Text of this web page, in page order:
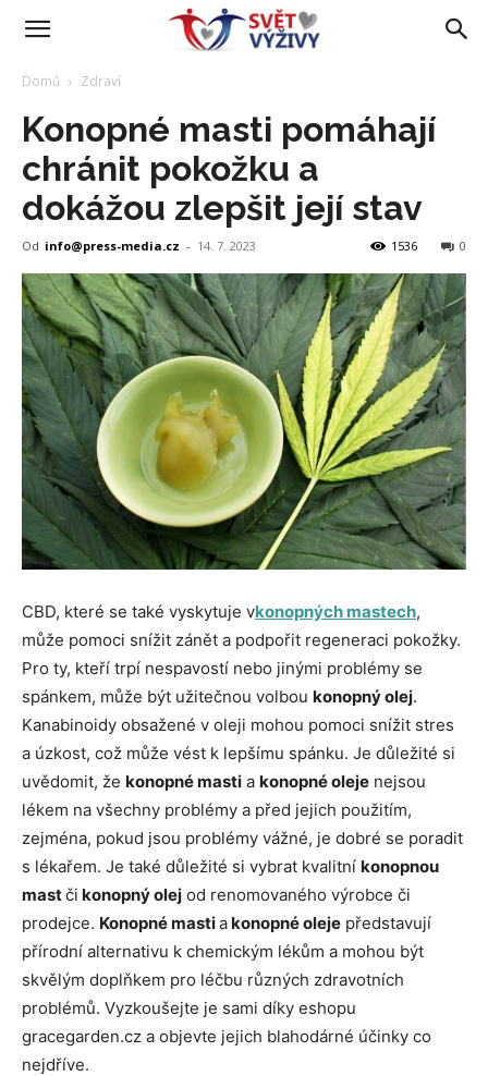
Domů Zdraví
Konopné masti pomáhají
chránit pokožku a
dokážou zlepšit její stav
Od info@press-media.cz - 14. 7. 2023 0
1536
CBD, které se také vyskytuje vkonopných mastech,
může pomoci snížit zánět a podpořit regeneraci pokožky.
Pro ty, kteří trpí nespavostí nebo jinými problémy se
spánkem, může být užitečnou volbou konopný olej.
Kanabinoidy obsažené v oleji mohou pomoci snížit stres
a úzkost, což může vést k lepšímu spánku. Je důležité si
uvědomit, že konopné masti a konopné oleje nejsou
lékem na všechny problémy a před jejich použitím,
zejména, pokud jsou problémy vážné, je dobré se poradit
s lékařem. Je také důležité si vybrat kvalitní konopnou
mastči konopný olej od renomovaného výrobce či
prodejce. Konopné mastiakonopné oleje představují
přírodní alternativu k chemickým lékům a mohou být
skvělým doplňkem pro léčbu různých zdravotních
problémů. Vyzkoušejte je sami díky eshopu
gracegarden.cz a objevte jejich blahodárné účinky co
nejdříve.